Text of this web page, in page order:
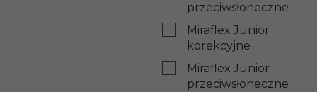
przeciwsłoneczne
Miraflex Junior
korekcyjne
Miraflex Junior
przeciwsłoneczne